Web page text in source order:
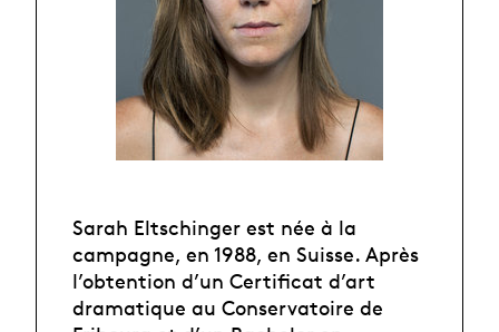
Sarah Eltschinger est née à la
campagne, en 1988, en Suisse. Après
l’obtention d’un Certificat d’art
dramatique au Conservatoire de